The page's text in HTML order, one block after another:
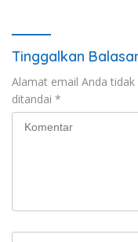
Tinggalkan
Alamat email Anda tidak
ditandai *